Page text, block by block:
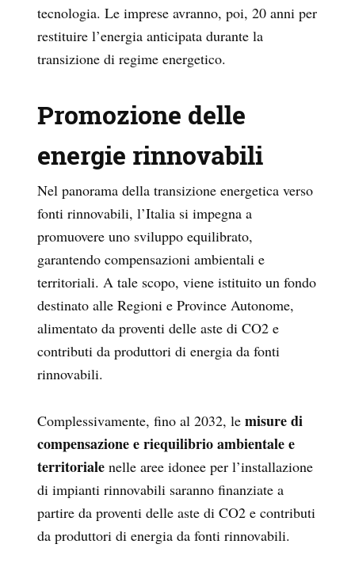
tecnologia. Le imprese avranno, poi, 20 anni per
restituire l’energia anticipata durante la
transizione di regime energetico.
Promozione delle
energie rinnovabili
Nel panorama della transizione energetica verso
fonti rinnovabili, l’Italia si impegna a
promuovere uno sviluppo equilibrato,
garantendo compensazioni ambientali e
territoriali. A tale scopo, viene istituito un fondo
destinato alle Regioni e Province Autonome,
alimentato da proventi delle aste di CO2 e
contributi da produttori di energia da fonti
rinnovabili.
Complessivamente, fino al 2032, le misure di
compensazione e riequilibrio ambientale e
territoriale nelle aree idonee per l’installazione
di impianti rinnovabili saranno finanziate a
partire da proventi delle aste di CO2 e contributi
da produttori di energia da fonti rinnovabili.